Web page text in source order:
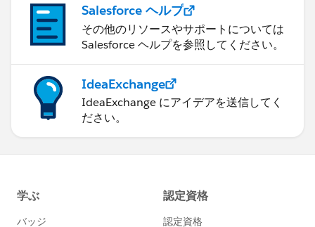
Salesforce ヘルプ
その他のリソースやサポートについては
Salesforce ヘルプを参照してください。
IdeaExchange
IdeaExchange にアイデアを送信してく
ださい。